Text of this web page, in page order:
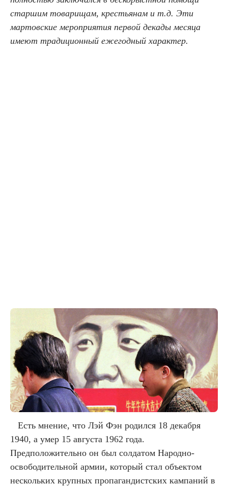
старшим товарищам, крестьянам и т.д. Эти
мартовские мероприятия первой декады месяца
имеют традиционный ежегодный характер.
Есть мнение, что Лэй Фэн родился 18 декабря
1940, а умер 15 августа 1962 года.
Предположительно он был солдатом Народно-
освободительной армии, который стал объектом
нескольких крупных пропагандистских кампаний в